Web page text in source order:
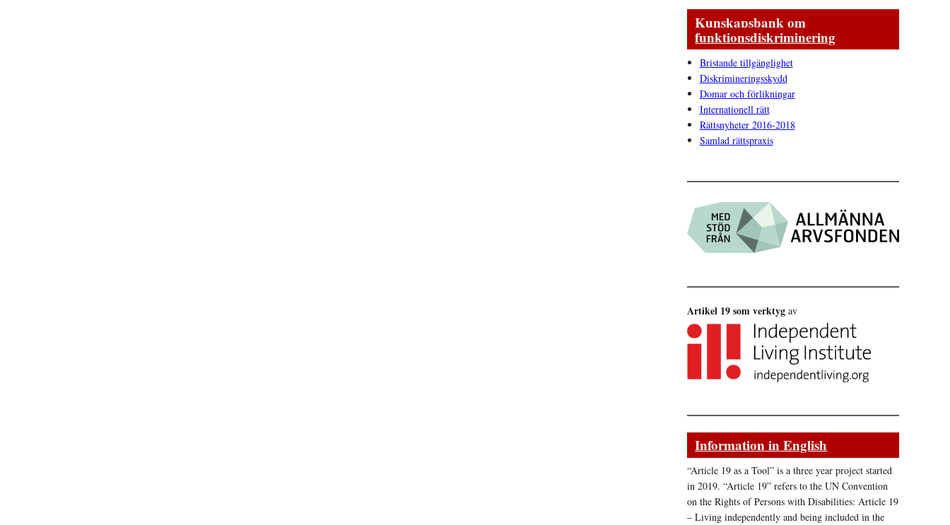
Kunskapsbank om
funktionsdiskriminering
Bristande tillgänglighet
Diskrimineringsskydd
Domar och förlikningar
Internationell rätt
Rättsnyheter 2016-2018
Samlad rättspraxis
Artikel 19 som verktyg av
Information in English
“Article 19 as a Tool” is a three year project started
in 2019. “Article 19” refers to the UN Convention
on the Rights of Persons with Disabilities: Article 19
– Living independently and being included in the